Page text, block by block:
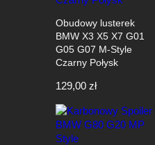
Obudowy lusterek
BMW X3 X5 X7 G01
G05 G07 M-Style
Czarny Połysk
129,00 zł